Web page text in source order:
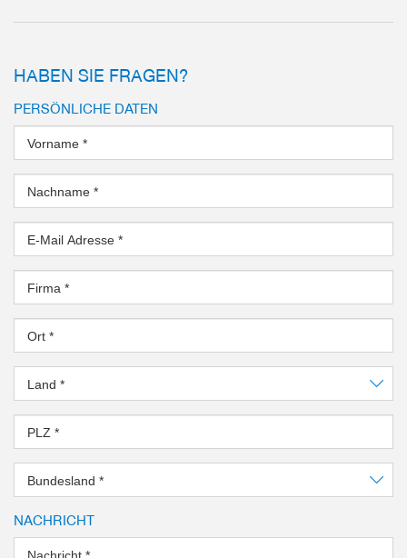
Momentenaufnahme
Direktantrieb
Kräfte und
HABEN SIE FRAGEN?
PERSÖNLICHE DATEN
Vorname *
Nachname *
E-Mail Adresse *
Firma *
Ort *
Land *
PLZ *
Bundesland *
NACHRICHT